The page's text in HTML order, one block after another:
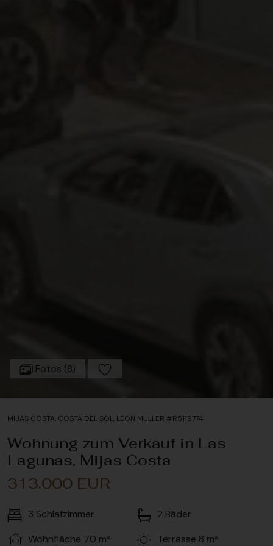
Fotos (8)
MIJAS COSTA, COSTA DEL SOL, LEON MÜLLER #R5119774
Wohnung zum Verkauf in Las
Lagunas, Mijas Costa
313.000 EUR
3 Schlafzimmer 2 Bäder
Wohnfläche 70 m² Terrasse 8 m²